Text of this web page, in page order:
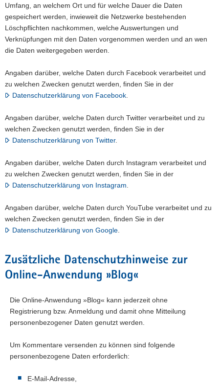
Umfang, an welchem Ort und für welche Dauer die Daten
gespeichert werden, inwieweit die Netzwerke bestehenden
Löschpflichten nachkommen, welche Auswertungen und
Verknüpfungen mit den Daten vorgenommen werden und an wen
die Daten weitergegeben werden.
Angaben darüber, welche Daten durch Facebook verarbeitet und
zu welchen Zwecken genutzt werden, finden Sie in der
Datenschutzerklärung von Facebook
Angaben darüber, welche Daten durch Twitter verarbeitet und zu
welchen Zwecken genutzt werden, finden Sie in der
Datenschutzerklärung von Twitter.
Angaben darüber, welche Daten durch Instagram verarbeitet und
zu welchen Zwecken genutzt werden, finden Sie in der
Datenschutzerklärung von Instagram
Angaben darüber, welche Daten durch YouTube verarbeitet und zu
welchen Zwecken genutzt werden, finden Sie in der
Datenschutzerklärung von Google
Zusätzliche Datenschutzhinweise zur
Online-Anwendung »Blog«
Die Online-Anwendung »Blog« kann jederzeit ohne
Registrierung bzw. Anmeldung und damit ohne Mitteilung
personenbezogener Daten genutzt werden.
Um Kommentare versenden zu können sind folgende
personenbezogene Daten erforderlich:
E-Mail-Adresse,